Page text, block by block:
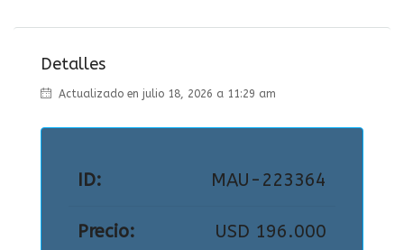
Detalles
Actualizado en julio 18, 2026 a 11:29 am
ID: MAU-223364
Precio: USD 196.000